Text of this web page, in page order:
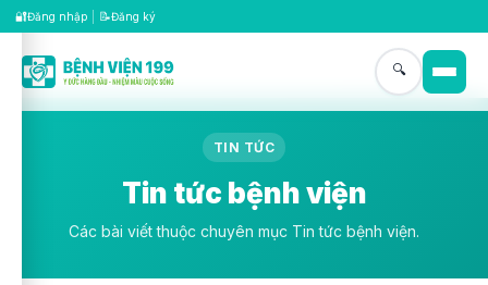
🔐Đăng nhập 📝Đăng ký
🔍
TIN TỨC
Tin tức bệnh viện
Các bài viết thuộc chuyên mục Tin tức bệnh viện.